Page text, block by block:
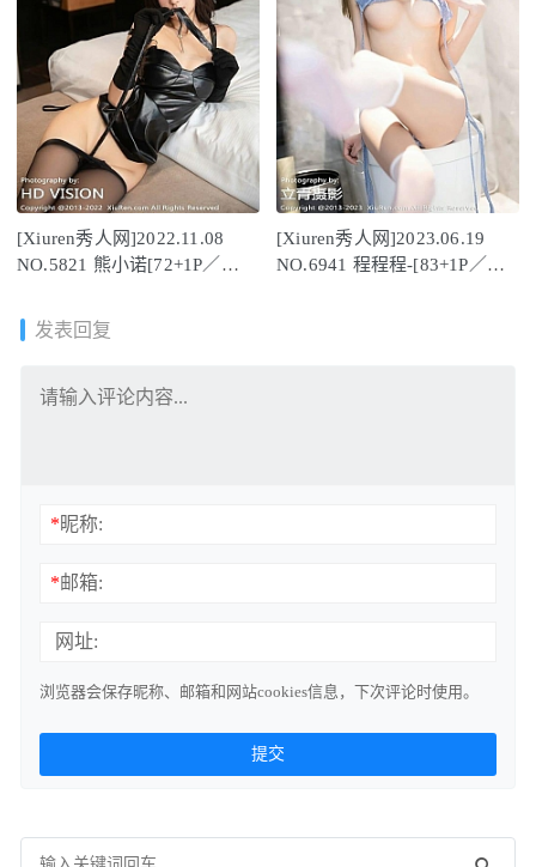
[Xiuren秀人网]2022.11.08
NO.5821 熊小诺[72+1P／
[Xiuren秀人网]2023.06.19
NO.6941 程程程-[83+1P／
发表回复
*昵称:
*邮箱:
网址:
浏览器会保存昵称、邮箱和网站cookies信息，下次评论时使用。